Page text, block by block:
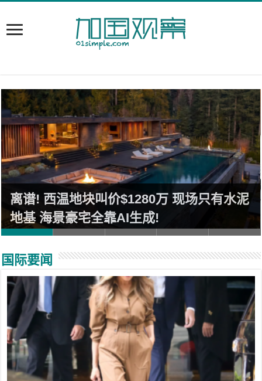
离谱! 西温地块叫价$1280万 现场只有水泥
地基 海景豪宅全靠AI生成!
国际要闻